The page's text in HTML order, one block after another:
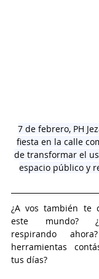
7 de febrero, PH
fiesta en la calle
de transformar el
espacio público y
¿A vos también te
este mundo?
respirando
herramientas
tus días?